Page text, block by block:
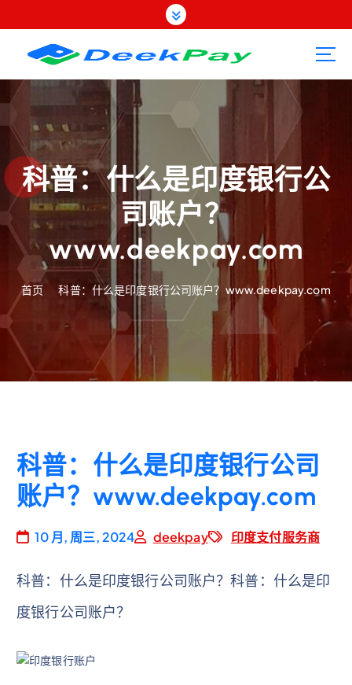
转
容
科普：什么是印度银行公
司账户？
www.deekpay.com
首页 科普：什么是印度银行公司账户？www.deekpay.com
科普：什么是印度银行公司
账户？www.deekpay.com
10 月, 周三, 2024 deekpay 印度支付服务商
科普：什么是印度银行公司账户？科普：什么是印
度银行公司账户？